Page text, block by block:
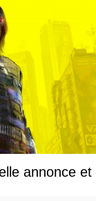
annonce et